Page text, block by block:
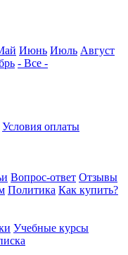
Июнь Июль Август
- Все -
Условия оплаты
Вопрос-ответ Отзывы
Политика Как купить?
Учебные курсы